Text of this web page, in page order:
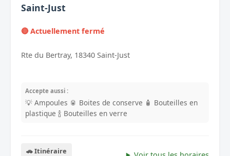
Saint-Just
🔴 Actuellement fermé
Rte du Bertray, 18340 Saint-Just
Accepte aussi :
💡 Ampoules 🥫 Boites de conserve 🧴 Bouteilles en
plastique 🍾 Bouteilles en verre
🚗 Itinéraire